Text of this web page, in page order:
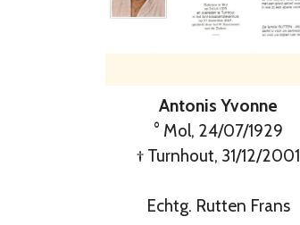
Antonis Yvonne
° Mol, 24/07/1929
† Turnhout, 31/12/2001
Echtg. Rutten Frans